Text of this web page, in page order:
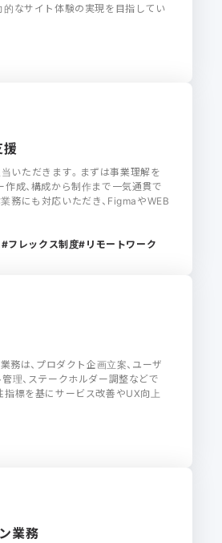
的なサイト体験の実現を目指してい
いただきます。まずは事業理解を
成、構成から制作まで一気通貫で
務にも対応いただき、FigmaやWEB
フレックス制度 リモートワーク
は、プロダクト企画立案、ユーザ
理、ステークホルダー調整などで
指標を基にサービス改善やUX向上
業務